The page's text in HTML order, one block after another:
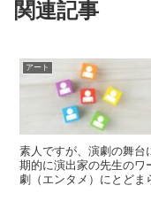
関連記事
アート
素人ですが、演劇の舞台
期的に演出家の先生のワ
劇（エンタメ）にとどま